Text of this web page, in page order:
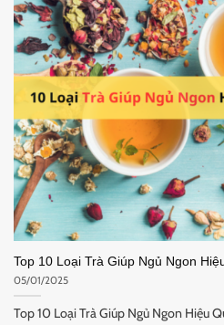
Top 10 Loại Trà Giúp Ngủ Ngon
05/01/2025
Top 10 Loại Trà Giúp Ngủ Ngon Hiệu